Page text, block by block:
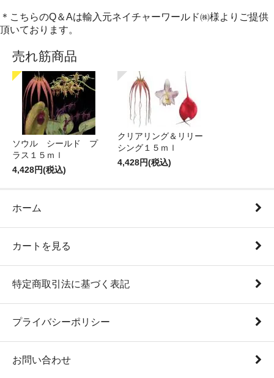
＊こちらのQ＆Aは輸入元ネイチャーワールド㈱様よりご提供
頂いております。
売れ筋商品
ソウル シールド プ
ラス１５ｍｌ
4,428円(税込)
クリアリング＆リリー
シング１５ｍｌ
4,428円(税込)
ホーム
カートを見る
特定商取引法に基づく表記
プライバシーポリシー
お問い合わせ